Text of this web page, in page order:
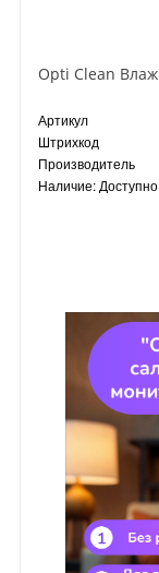
Артикул
Штрихкод
Производитель
Наличие: Доступно